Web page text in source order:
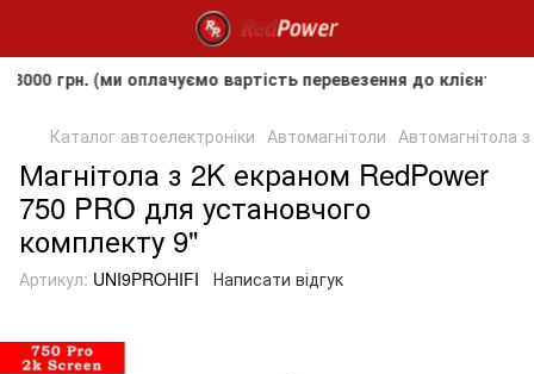
оплачуємо вартість перевезення до клієнта, але не
Каталог автоелектроніки Автомагнітоли Автомагнітола
Магнітола з 2K екраном RedPower
750 PRO для установчого
комплекту 9"
Артикул: UNI9PROHIFI Написати відгук